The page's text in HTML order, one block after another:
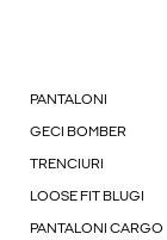
PANTALONI
GECI BOMBER
TRENCIURI
LOOSE FIT BLUGI
PANTALONI CARGO